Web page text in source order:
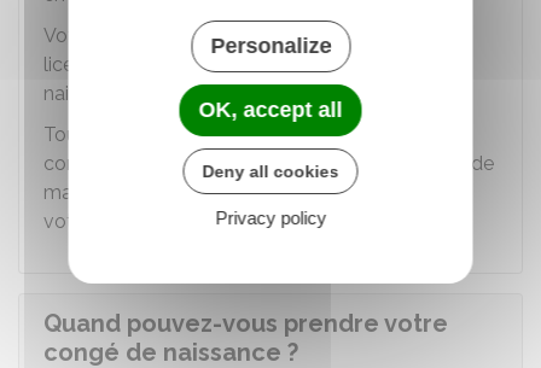
Votre employeur ne peut pas non plus vous
licencier durant les 10 semainessuivant la
naissance de votre enfant.
Toutefois, votre employeur peut rompre votre
contrat en cas de faute grave ou d'impossibilité de
maintenir votre contrat pour un motif autre que
votre congé de naissance.
Quand pouvez-vous prendre votre
congé de naissance ?
Personalize
OK, accept all
Deny all cookies
Privacy policy